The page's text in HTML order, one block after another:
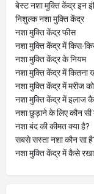
बेस्ट नशा मुक्ति केंद्र इन
निशुल्क नशा मुक्ति केंद्र
नशा मुक्ति केंद्र फीस
नशा मुक्ति केंद्र में किस-
नशा मुक्ति केंद्र के नियम
नशा मुक्ति केंद्र में कितना
नशा मुक्ति केंद्र में मरीज
नशा मुक्ति केंद्र में इलाज
नशा छुड़ाने के लिए कौन सी
नशा बंद की कीमत क्या है?
सबसे सस्ता नशा कौन सा
नशा मुक्ति केंद्र में कैसे रखा